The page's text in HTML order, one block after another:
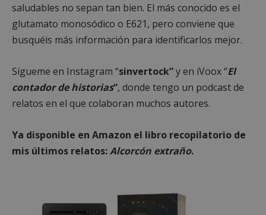
saludables no sepan tan bien. El más conocido es el
glutamato monosódico o E621, pero conviene que
busquéis más información para identificarlos mejor.
Sígueme en Instagram “sinvertock”y en iVoox “El
contador de historias“, donde tengo un podcast de
relatos en el que colaboran muchos autores.
Ya disponible en Amazon el libro recopilatorio de
mis últimos relatos:Alcorcón extraño.
AWSALBCORS
Amazon.com
Inc.
Google
Privacy Policy